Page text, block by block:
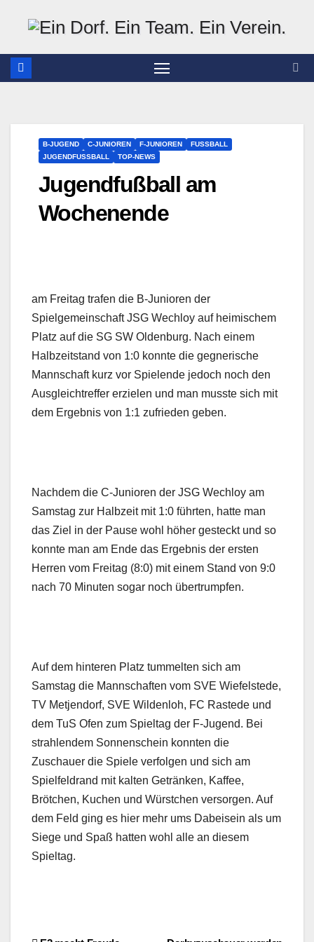
springen
B-JUGEND C-JUNIOREN F-JUNIOREN
FUSSBALL
JUGENDFUSSBALL
TOP-NEWS
Jugendfußball am
Wochenende
am Freitag trafen die B-Junioren der
Spielgemeinschaft JSG Wechloy auf heimischem
Platz auf die SG SW Oldenburg. Nach einem
Halbzeitstand von 1:0 konnte die gegnerische
Mannschaft kurz vor Spielende jedoch noch den
Ausgleichtreffer erzielen und man musste sich mit
dem Ergebnis von 1:1 zufrieden geben.
Nachdem die C-Junioren der JSG Wechloy am
Samstag zur Halbzeit mit 1:0 führten, hatte man
das Ziel in der Pause wohl höher gesteckt und so
konnte man am Ende das Ergebnis der ersten
Herren vom Freitag (8:0) mit einem Stand von 9:0
nach 70 Minuten sogar noch übertrumpfen.
Auf dem hinteren Platz tummelten sich am
Samstag die Mannschaften vom SVE Wiefelstede,
TV Metjendorf, SVE Wildenloh, FC Rastede und
dem TuS Ofen zum Spieltag der F-Jugend. Bei
strahlendem Sonnenschein konnten die
Zuschauer die Spiele verfolgen und sich am
Spielfeldrand mit kalten Getränken, Kaffee,
Brötchen, Kuchen und Würstchen versorgen. Auf
dem Feld ging es hier mehr ums Dabeisein als um
Siege und Spaß hatten wohl alle an diesem
Spieltag.